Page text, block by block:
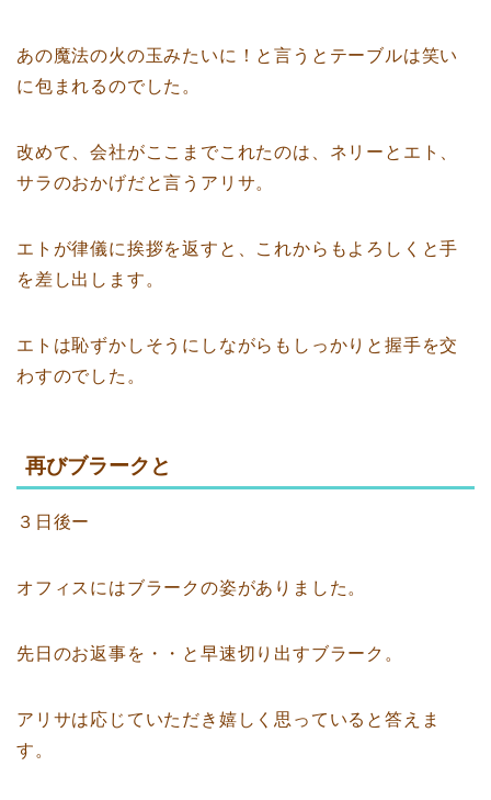
あの魔法の火の玉みたいに！と言うとテーブルは笑い
に包まれるのでした。
改めて、会社がここまでこれたのは、ネリーとエト、
サラのおかげだと言うアリサ。
エトが律儀に挨拶を返すと、これからもよろしくと手
を差し出します。
エトは恥ずかしそうにしながらもしっかりと握手を交
わすのでした。
再びブラークと
３日後ー
オフィスにはブラークの姿がありました。
先日のお返事を・・と早速切り出すブラーク。
アリサは応じていただき嬉しく思っていると答えま
す。